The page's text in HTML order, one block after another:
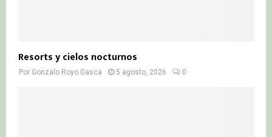
Resorts y cielos nocturnos
Por Gonzalo Royo Gasca 5 agosto, 2026 0